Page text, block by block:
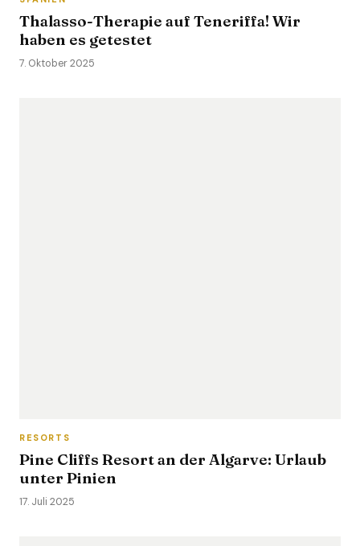
Thalasso-Therapie auf Teneriffa! Wir
haben es getestet
7. Oktober 2025
RESORTS
Pine Cliffs Resort an der Algarve: Urlaub
unter Pinien
17. Juli 2025